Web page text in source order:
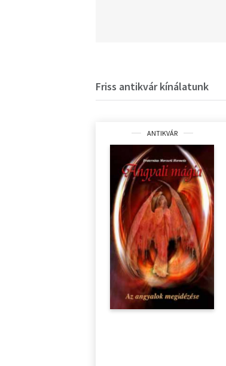
Friss antikvár kínálatunk
ANTIKVÁR